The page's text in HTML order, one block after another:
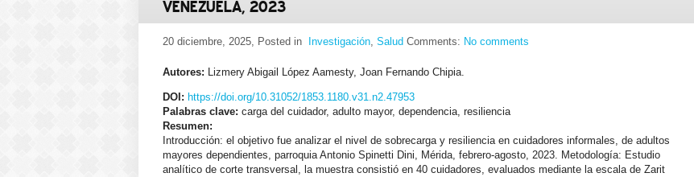
VENEZUELA, 2023
20 diciembre, 2025, Posted in Investigación, Salud Comments: No comments
Autores: Lizmery Abigail López Aamesty, Joan Fernando Chipia.
DOI: https://doi.org/10.31052/1853.1180.v31.n2.47953
Palabras clave: carga del cuidador, adulto mayor, dependencia, resiliencia
Resumen:
Introducción: el objetivo fue analizar el nivel de sobrecarga y resiliencia en cuidadores informales, de adultos
mayores dependientes, parroquia Antonio Spinetti Dini, Mérida, febrero-agosto, 2023. Metodología: Estudio
analítico de corte transversal, la muestra consistió en 40 cuidadores, evaluados mediante la escala de Zarit